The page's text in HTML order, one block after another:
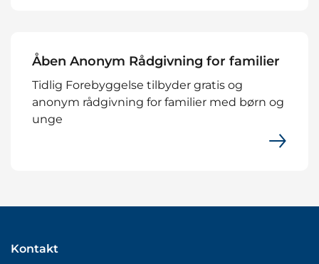
Åben Anonym Rådgivning for familier
Tidlig Forebyggelse tilbyder gratis og
anonym rådgivning for familier med børn og
unge
Kontakt